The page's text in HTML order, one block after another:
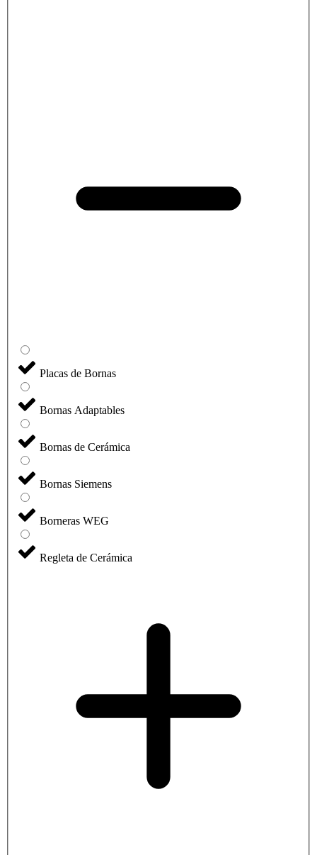
Placas de Bornas
Bornas Adaptables
Bornas de Cerámica
Bornas Siemens
Borneras WEG
Regleta de Cerámica